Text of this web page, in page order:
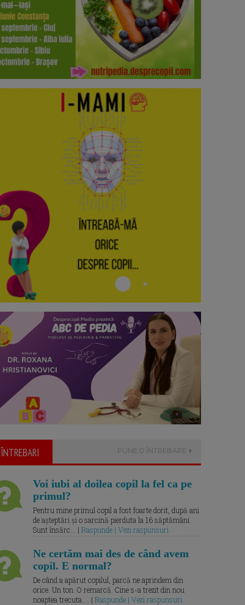
ÎNTREBARI PUNE O ÎNTREBARE
Voi iubi al doilea copil la fel ca pe
primul?
Pentru mine primul copil a fost foarte dorit, după ani
de așteptări și o sarcină pierduta la 16 săptămâni.
Sunt însărc... | Raspunde | Vezi raspunsuri
Ne certăm mai des de când avem
copil. E normal?
De când a apărut copilul, parcă ne aprindem din
orice. Un ton. O remarcă. Cine s-a trezit din nou
noaptea trecuta.... | Raspunde | Vezi raspunsuri